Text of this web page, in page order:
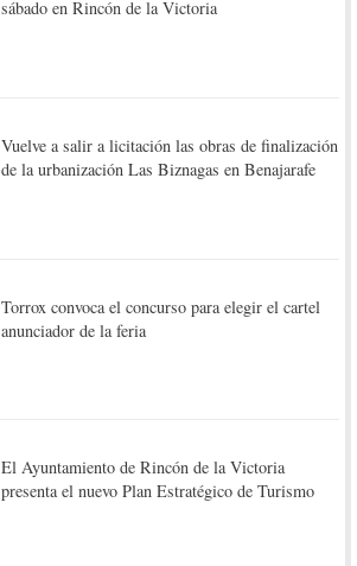
sábado en Rincón de la Victoria
Vuelve a salir a licitación las obras de finalización
de la urbanización Las Biznagas en Benajarafe
Torrox convoca el concurso para elegir el cartel
anunciador de la feria
El Ayuntamiento de Rincón de la Victoria
presenta el nuevo Plan Estratégico de Turismo